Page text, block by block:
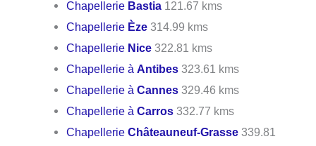
Chapellerie Bastia 121.67 kms
Chapellerie Èze 314.99 kms
Chapellerie Nice 322.81 kms
Chapellerie àAntibes 323.61 kms
Chapellerie àCannes 329.46 kms
Chapellerie àCarros 332.77 kms
ChapellerieChâteauneuf-Grasse 339.81